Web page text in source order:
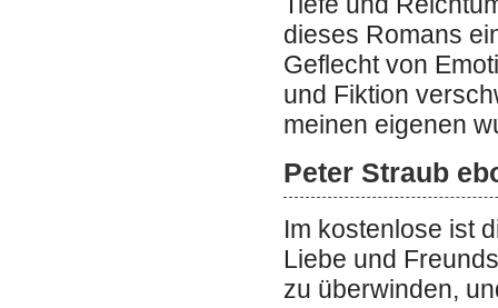
dieses Romans
Geflecht von
und Fiktion
meinen eigenen
Peter Straub
Im kostenlose ist
Liebe und
zu überwinden,